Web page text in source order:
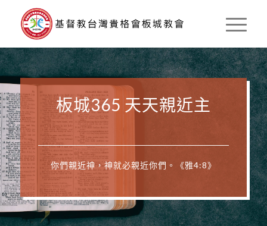
板城365 天天親近主
你們親近神，神就必親近你們。《雅4:8》